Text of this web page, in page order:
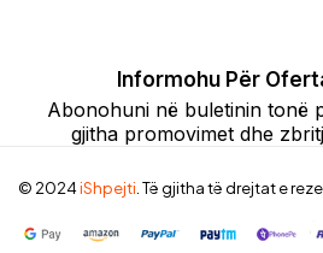
Informohu Për
Abonohuni në buletinin tonë
gjitha promovimet dhe
© 2024iShpejti. Të gjitha të drejtat e